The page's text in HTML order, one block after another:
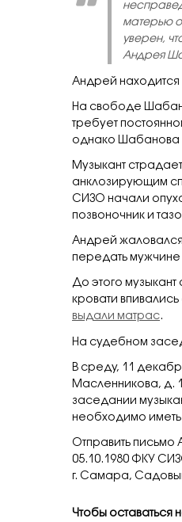
матерью
уверен,
Андрея
Андрей находится
На свободе
требует
однако Шабанова
Музыкант
анклозирующим
СИЗО начали
позвоночник и
Андрей
передать
До этого музыкант
кровати
выдали матрас.
На судебном
В среду, 11
Масленникова, д.
заседании
необходимо иметь
Отправить
05.10.1980 ФКУ
г. Самара,
Чтобы оставаться